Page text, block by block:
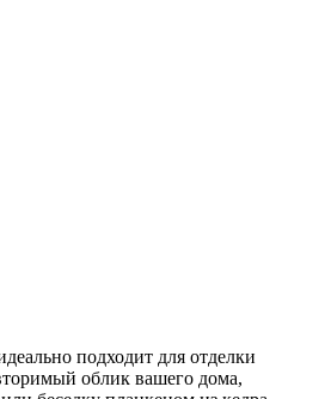
подходит для отделки
облик вашего дома,